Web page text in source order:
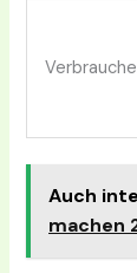
Auch
machen